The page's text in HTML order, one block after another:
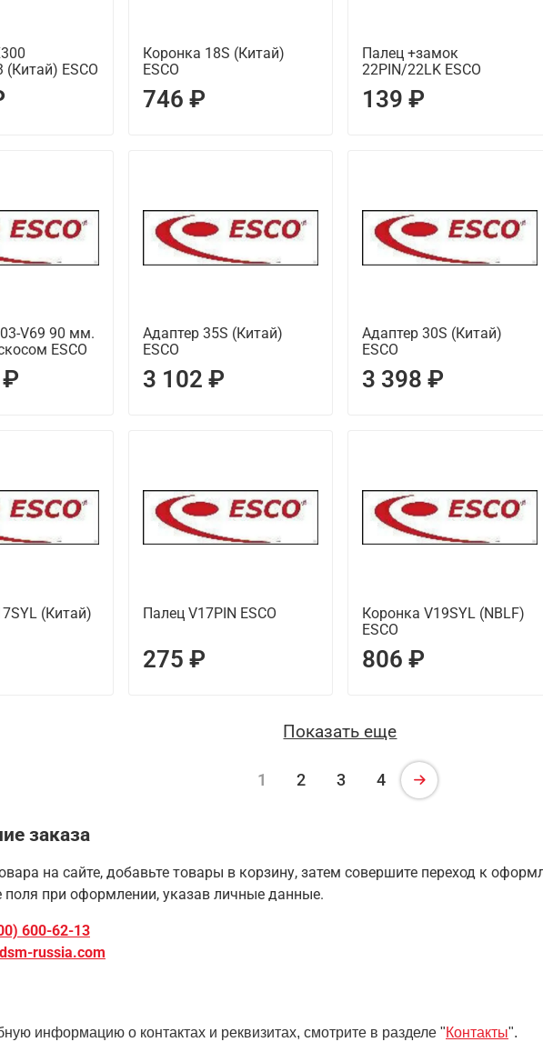
ESCO
Коронка 18S (Китай)
ESCO
746 ₽
Палец +замок
22PIN/22LK ESCO
139 ₽
V69 90 мм.
ESCO
Адаптер 35S (Китай)
ESCO
3 102 ₽
Адаптер 30S (Китай)
ESCO
3 398 ₽
(Китай)
Палец V17PIN ESCO
275 ₽
Коронка V19SYL (NBLF)
ESCO
806 ₽
Показать еще
1 2 3 4
заказа
на сайте, добавьте товары в корзину, затем совершите переход к
поля при оформлении, указав личные данные.
600-62-13
russia.com
информацию о контактах и реквизитах, смотрите в разделе "Контакты".